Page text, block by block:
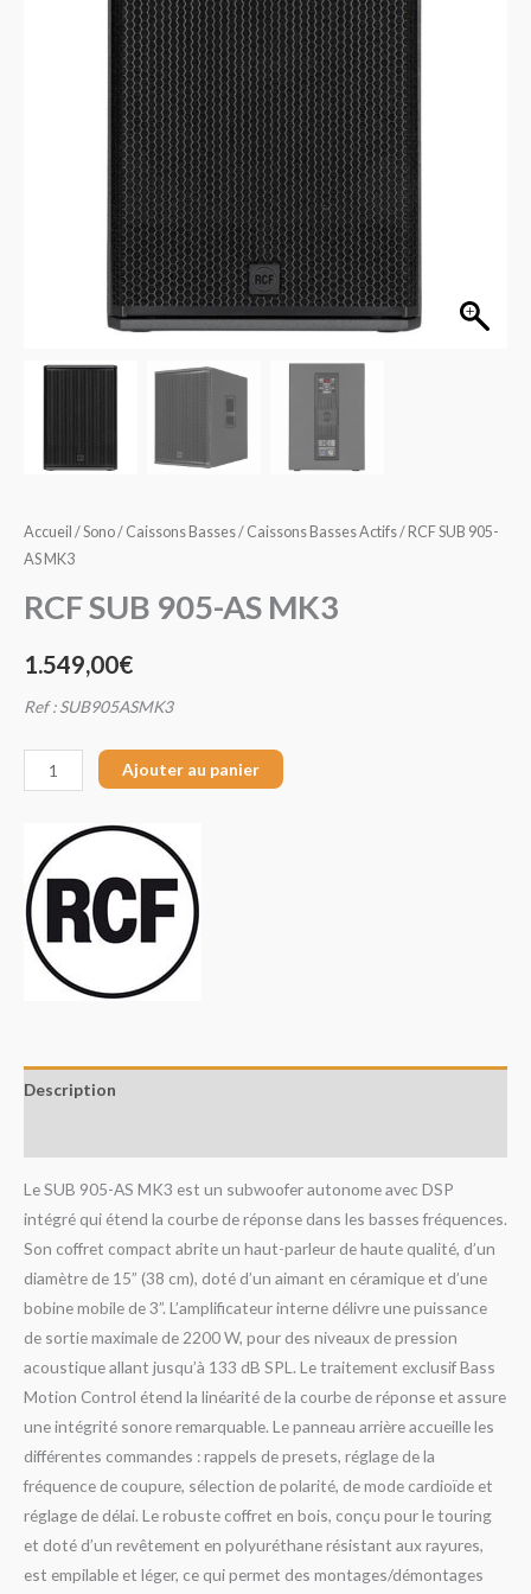
Accueil /Sono/ Caissons Basses/ Caissons Basses Actifs/ RCF SUB 905-
AS MK3
RCF SUB 905-AS MK3
1.549,00€
Ref : SUB905ASMK3
Ajouter au panier
Description
Le SUB 905-AS MK3 est un subwoofer autonome avec DSP
intégré qui étend la courbe de réponse dans les basses fréquences.
Son coffret compact abrite un haut-parleur de haute qualité, d’un
diamètre de 15” (38 cm), doté d’un aimant en céramique et d’une
bobine mobile de 3”. L’amplificateur interne délivre une puissance
de sortie maximale de 2200 W, pour des niveaux de pression
acoustique allant jusqu’à 133 dB SPL. Le traitement exclusif Bass
Motion Control étend la linéarité de la courbe de réponse et assure
une intégrité sonore remarquable. Le panneau arrière accueille les
différentes commandes : rappels de presets, réglage de la
fréquence de coupure, sélection de polarité, de mode cardioïde et
réglage de délai. Le robuste coffret en bois, conçu pour le touring
et doté d’un revêtement en polyuréthane résistant aux rayures,
est empilable et léger, ce qui permet des montages/démontages